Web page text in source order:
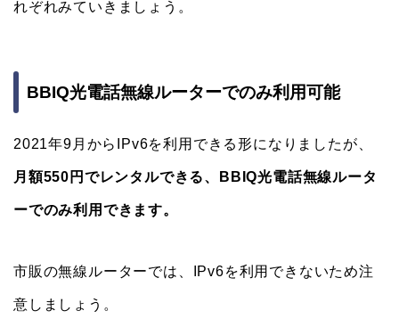
れぞれみていきましょう。
BBIQ光電話無線ルーターでのみ利用可能
2021年9月からIPv6を利用できる形になりましたが、
月額550円でレンタルできる、BBIQ光電話無線ルータ
ーでのみ利用できます。
市販の無線ルーターでは、IPv6を利用できないため注
意しましょう。